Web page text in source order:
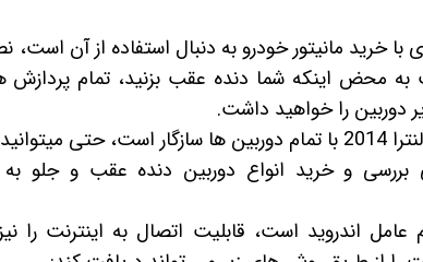
با خرید مانیتور خودرو به دنبال استفاده از آن
محض اینکه شما دنده عقب بزنید، تمام پردازش
دوربین را خواهید داشت.
پکیج
بررسی و خرید انواع دوربین دنده عقب و جلو
اندروید است، قابلیت اتصال به اینترنت را